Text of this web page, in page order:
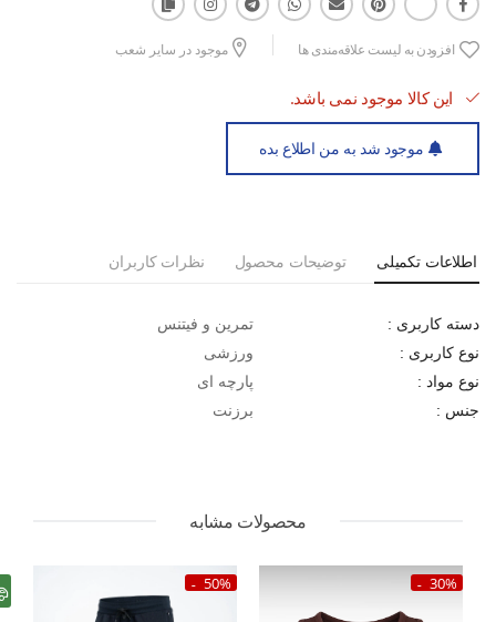
افزودن به لیست علاقه‌مندی ها موجود در سایر شعب
این کالا موجود نمی باشد.
موجود شد به من اطلاع بده
اطلاعات تکمیلی توضیحات محصول نظرات کاربران
دسته کاربری : تمرین و فیتنس
نوع کاربری : ورزشی
نوع مواد : پارچه ای
جنس : برزنت
محصولات مشابه
30%
50%